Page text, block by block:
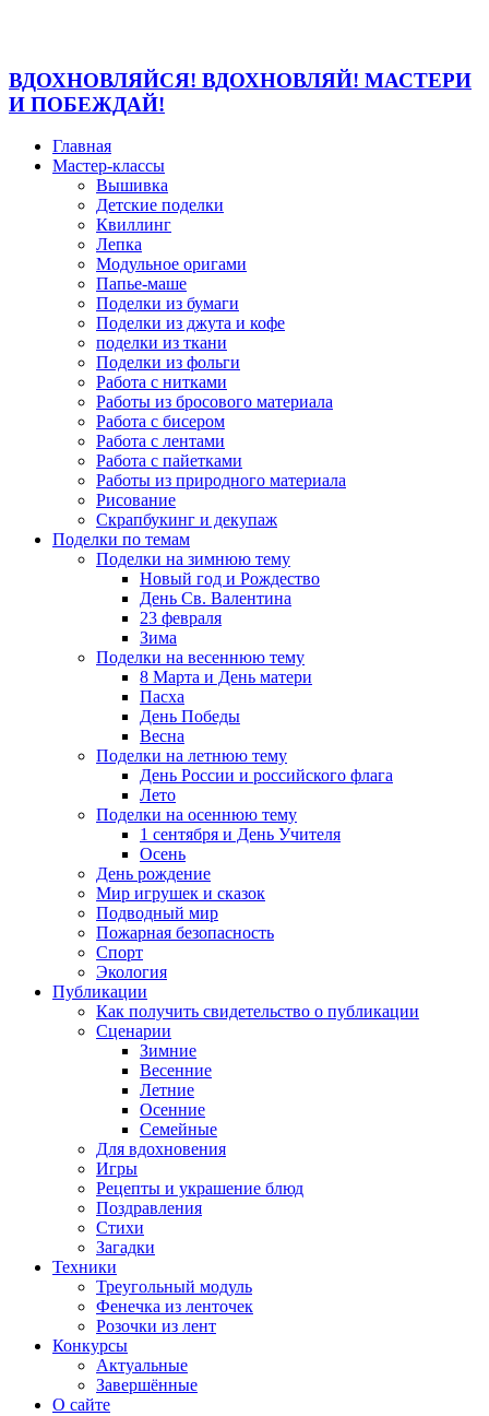
ВДОХНОВЛЯЙСЯ! ВДОХНОВЛЯЙ! МАСТЕРИ
И ПОБЕЖДАЙ!
Главная
Мастер-классы
Вышивка
Детские поделки
Квиллинг
Лепка
Модульное оригами
Папье-маше
Поделки из бумаги
Поделки из джута и кофе
поделки из ткани
Поделки из фольги
Работа с нитками
Работы из бросового материала
Работа с бисером
Работа с лентами
Работа с пайетками
Работы из природного материала
Рисование
Скрапбукинг и декупаж
Поделки по темам
Поделки на зимнюю тему
Новый год и Рождество
День Св. Валентина
23 февраля
Зима
Поделки на весеннюю тему
8 Марта и День матери
Пасха
День Победы
Весна
Поделки на летнюю тему
День России и российского флага
Лето
Поделки на осеннюю тему
1 сентября и День Учителя
Осень
День рождение
Мир игрушек и сказок
Подводный мир
Пожарная безопасность
Спорт
Экология
Публикации
Как получить свидетельство о публикации
Сценарии
Зимние
Весенние
Летние
Осенние
Семейные
Для вдохновения
Игры
Рецепты и украшение блюд
Поздравления
Стихи
Загадки
Техники
Треугольный модуль
Фенечка из ленточек
Розочки из лент
Конкурсы
Актуальные
Завершённые
О сайте